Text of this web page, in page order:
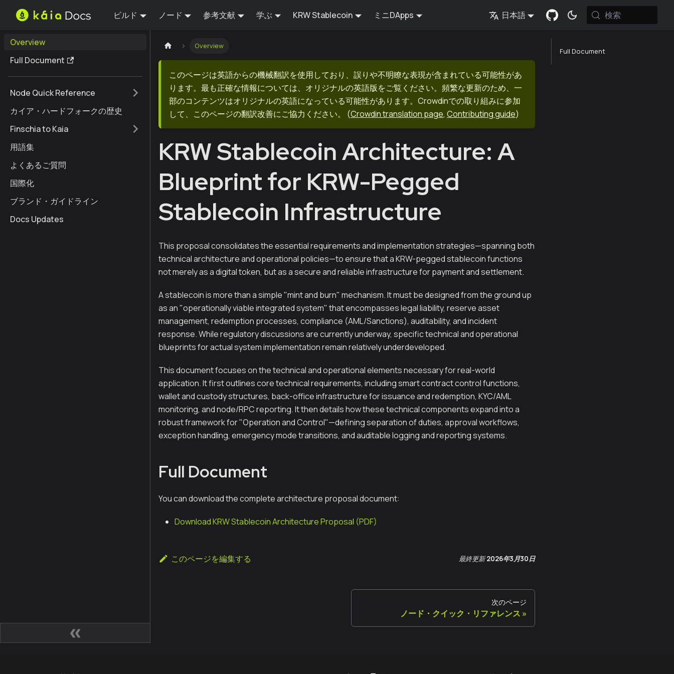
ビルド ノード 参考文献 学ぶ KRW Stablecoin ミニDApps 日本語 検索
Overview
Full Document
Node Quick Reference
カイア・ハードフォークの歴史
Finschia to Kaia
用語集
よくあるご質問
国際化
ブランド・ガイドライン
Docs Updates
Overview
このページは英語からの機械翻訳を使用しており、誤りや不明瞭な表現が含まれている可能性があ
ります。最も正確な情報については、オリジナルの英語版をご覧ください。頻繁な更新のため、一
部のコンテンツはオリジナルの英語になっている可能性があります。Crowdinでの取り組みに参加
して、このページの翻訳改善にご協力ください。
(Crowdin translation page, Contributing guide)
KRW Stablecoin Architecture: A
Blueprint for KRW-Pegged
Stablecoin Infrastructure
This proposal consolidates the essential requirements and implementation strategies—spanning both
technical architecture and operational policies—to ensure that a KRW-pegged stablecoin functions
not merely as a digital token, but as a secure and reliable infrastructure for payment and settlement.
A stablecoin is more than a simple "mint and burn" mechanism. It must be designed from the ground up
as an "operationally viable integrated system" that encompasses legal liability, reserve asset
management, redemption processes, compliance (AML/Sanctions), auditability, and incident
response. While regulatory discussions are currently underway, specific technical and operational
blueprints for actual system implementation remain relatively underdeveloped.
This document focuses on the technical and operational elements necessary for real-world
application. It first outlines core technical requirements, including smart contract control functions,
wallet and custody structures, back-office infrastructure for issuance and redemption, KYC/AML
monitoring, and node/RPC reporting. It then details how these technical components expand into a
robust framework for "Operation and Control"—defining separation of duties, approval workflows,
exception handling, emergency mode transitions, and auditable logging and reporting systems.
Full Document
You can download the complete architecture proposal document:
Download KRW Stablecoin Architecture Proposal (PDF)
このページを編集する 最終更新 2026年3月30日
次のページ
ノード・クイック・リファレンス
Full Document